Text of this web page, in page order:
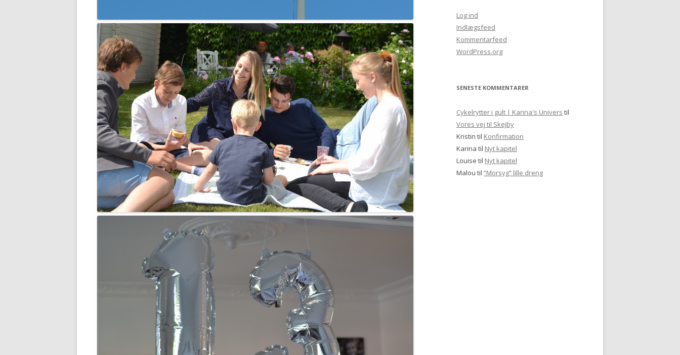
Log ind
Indlægsfeed
Kommentarfeed
WordPress.org
SENESTE KOMMENTARER
Cykelrytter i gult | Karina's Univers til
Vores vej til Skejby
Kristin til Konfirmation
Karina til Nyt kapitel
Louise til Nyt kapitel
Malou til “Morsyg” lille dreng